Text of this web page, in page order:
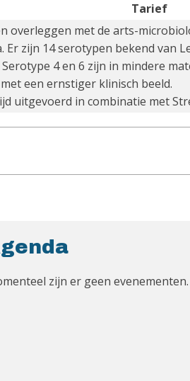
Tarief
overleggen met de arts-
Er zijn 14 serotypen bekend van
4 en 6 zijn in mindere
een ernstiger klinisch beeld.
uitgevoerd in combinatie met
zijn er geen evenementen.